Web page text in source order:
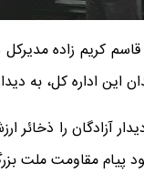
کریم زاده مدیرکل
آزادگان را
مقاومت ملت